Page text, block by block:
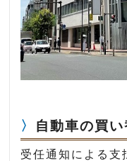
自動車の買
受任通知による支